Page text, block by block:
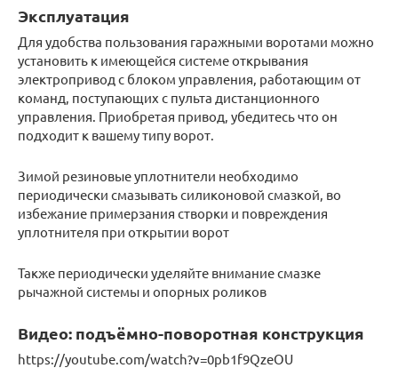
Эксплуатация
Для удобства пользования гаражными воротами можно
установить к имеющейся системе открывания
электропривод с блоком управления, работающим от
команд, поступающих с пульта дистанционного
управления. Приобретая привод, убедитесь что он
подходит к вашему типу ворот.
Зимой резиновые уплотнители необходимо
периодически смазывать силиконовой смазкой, во
избежание примерзания створки и повреждения
уплотнителя при открытии ворот
Также периодически уделяйте внимание смазке
рычажной системы и опорных роликов
Видео: подъёмно-поворотная конструкция
https://youtube.com/watch?v=0pb1f9QzeOU